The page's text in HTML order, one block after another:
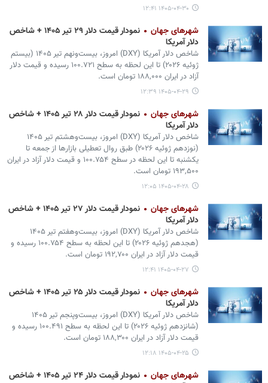
۱۴۰۵-۰۴-۳۰ ۱۲:۴۱
شهرهای جهان
نمودار قیمت دلار ۲۹ تیر ۱۴۰۵ + شاخص
دلار آمریکا
شاخص دلار آمریکا (DXY) امروز، بیست‌ونهم تیر ۱۴۰۵ (بیستم
ژوئیه ۲۰۲۶) تا این لحظه به سطح ۱۰۰.۷۲۱ رسیده و قیمت دلار
آزاد در ایران ۱۸۸,۰۰۰ تومان است.
۱۴۰۵-۰۴-۲۹ ۱۲:۳۹
شهرهای جهان
نمودار قیمت دلار ۲۸ تیر ۱۴۰۵ + شاخص
دلار آمریکا
شاخص دلار آمریکا (DXY) امروز، بیست‌وهشتم تیر ۱۴۰۵
(نوزدهم ژوئیه ۲۰۲۶) طبق روال تعطیلی بازارها از جمعه تا
یکشنبه تا این لحظه در سطح ۱۰۰.۷۵۴ و قیمت دلار آزاد در ایران
۱۹۳,۵۰۰ تومان است.
۱۴۰۵-۰۴-۲۸ ۱۲:۰۵
شهرهای جهان
نمودار قیمت دلار ۲۷ تیر ۱۴۰۵ + شاخص
دلار آمریکا
شاخص دلار آمریکا (DXY) امروز، بیست‌وهفتم تیر ۱۴۰۵
(هجدهم ژوئیه ۲۰۲۶) تا این لحظه به سطح ۱۰۰.۷۵۴ رسیده و
قیمت دلار آزاد در ایران ۱۹۲,۷۰۰ تومان است.
۱۴۰۵-۰۴-۲۷ ۱۲:۴۱
شهرهای جهان
نمودار قیمت دلار ۲۵ تیر ۱۴۰۵ + شاخص
دلار آمریکا
شاخص دلار آمریکا (DXY) امروز، بیست‌وپنجم تیر ۱۴۰۵
(شانزدهم ژوئیه ۲۰۲۶) تا این لحظه به سطح ۱۰۰.۴۹۱ رسیده و
قیمت دلار آزاد در ایران ۱۸۸,۳۰۰ تومان است.
۱۴۰۵-۰۴-۲۵ ۱۲:۱۸
شهرهای جهان
نمودار قیمت دلار ۲۴ تیر ۱۴۰۵ + شاخص